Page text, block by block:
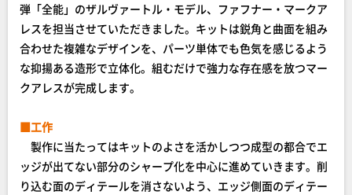
弾「全能」のザルヴァートル・モデル、ファフナー・マークア
レスを担当させていただきました。キットは鋭角と曲面を組み
合わせた複雑なデザインを、パーツ単体でも色気を感じるよう
な抑揚ある造形で立体化。組むだけで強力な存在感を放つマー
クアレスが完成します。
■工作
製作に当たってはキットのよさを活かしつつ成型の都合でエ
ッジが出てない部分のシャープ化を中心に進めていきます。削
り込む面のディテールを消さないよう、エッジ側面のディテー